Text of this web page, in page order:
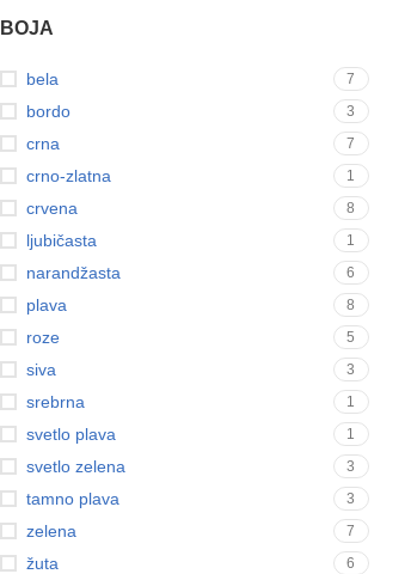
BOJA
bela 7
bordo 3
crna 7
crno-zlatna 1
crvena 8
ljubičasta 1
narandžasta 6
plava 8
roze 5
siva 3
srebrna 1
svetlo plava 1
svetlo zelena 3
tamno plava 3
zelena 7
žuta 6